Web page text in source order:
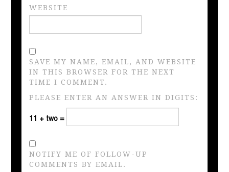
WEBSITE
SAVE MY NAME, EMAIL, AND WEBSITE
IN THIS BROWSER FOR THE NEXT
TIME I COMMENT.
PLEASE ENTER AN ANSWER IN DIGITS:
11 + two =
NOTIFY ME OF FOLLOW-UP
COMMENTS BY EMAIL.